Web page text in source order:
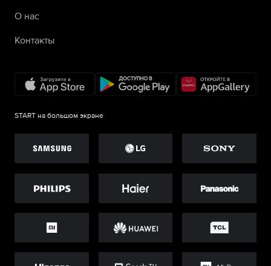
О нас
Контакты
START на большом экране